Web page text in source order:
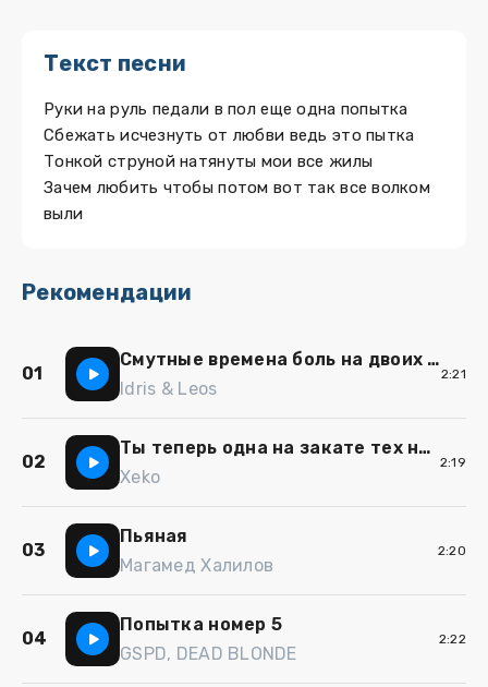
Текст песни
Руки на руль педали в пол еще одна попытка
Сбежать исчезнуть от любви ведь это пытка
Тонкой струной натянуты мои все жилы
Зачем любить чтобы потом вот так все волком
выли
Рекомендации
01
Смутные времена боль на двоих одна
Idris & Leos
2:21
02
Ты теперь одна на закате тех ночей
Xeko
2:19
03
Пьяная
Магамед Халилов
2:20
04
Попытка номер 5
GSPD, DEAD BLONDE
2:22